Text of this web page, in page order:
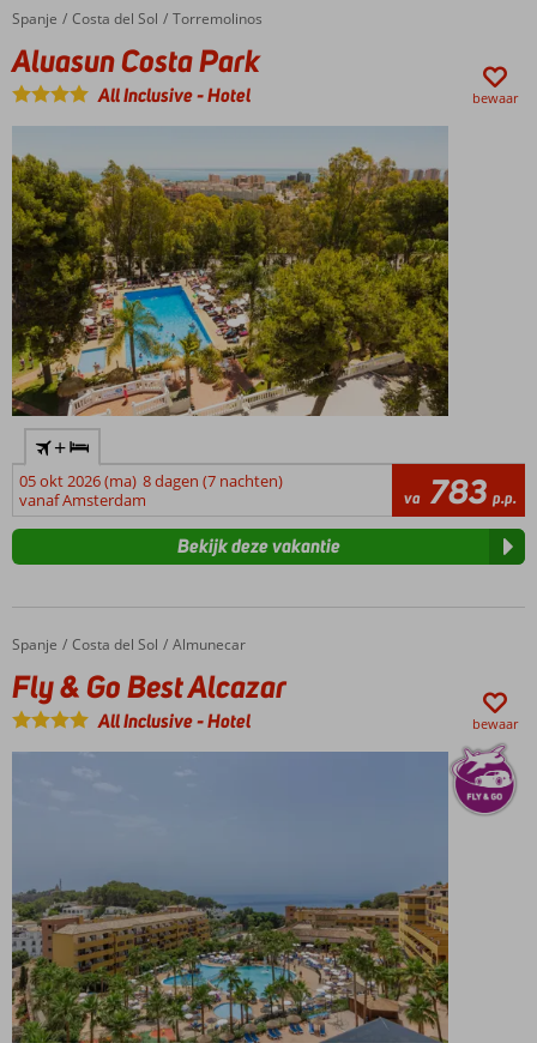
Home
Spanje Costa del Sol Torremolinos
Aluasun Costa Park
Aluasun Costa Park
All Inclusive-Hotel bewaar
+
05 okt 2026 (ma) 8 dagen (7 nachten)
vanaf Amsterdam
va 783 p.p.
Bekijk deze vakantie
Home
Spanje Costa del Sol Almunecar
Fly & Go Best Alcazar
Fly & Go Best Alcazar
All Inclusive-Hotel bewaar